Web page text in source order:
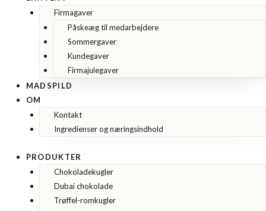
Firmagaver
Påskeæg til medarbejdere
Sommergaver
Kundegaver
Firmajulegaver
MADSPILD
OM
Kontakt
Ingredienser og næringsindhold
PRODUKTER
Chokoladekugler
Dubai chokolade
Trøffel-romkugler